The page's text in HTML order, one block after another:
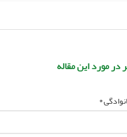
در مورد این مقاله
*